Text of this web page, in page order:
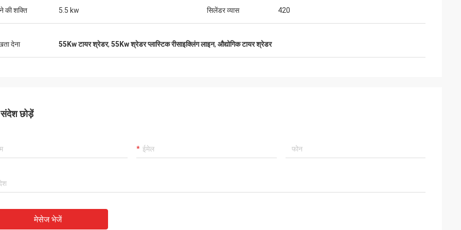
की शक्ति 5.5 kw सिलेंडर व्यास 420
देना 55Kw टायर श्रेडर, 55Kw श्रेडर प्लास्टिक रीसाइक्लिंग लाइन, औद्योगिक टायर श्रेडर
छोड़ें
मेसेज भेजें